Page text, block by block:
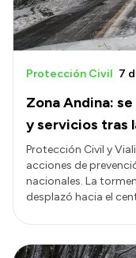
Zona Andina:
y servicios tras
Protección Civil 7
Protección Civil y
acciones de
nacionales. La
desplazó hacia el